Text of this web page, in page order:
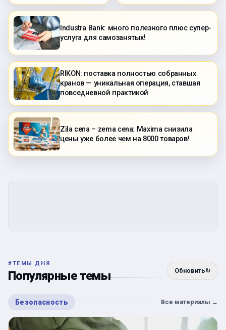
Industra Bank: много полезного плюс супер-
услуга для самозанятых!
RIKON: поставка полностью собранных
кранов — уникальная операция, ставшая
повседневной практикой
Zila cena – zema cena: Maxima снизила
цены уже более чем на 8000 товаров!
#ТЕМЫ ДНЯ
Популярные темы Обновить↻
Безопасность Все материалы →